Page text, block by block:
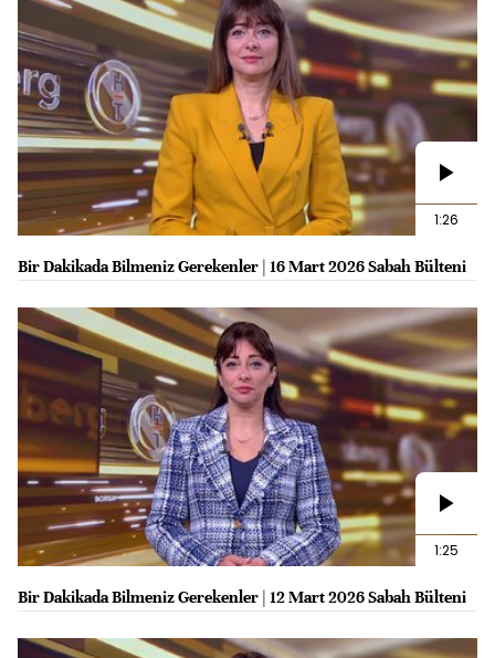
1:26
Bir Dakikada Bilmeniz Gerekenler | 16 Mart 2026 Sabah Bülteni
1:25
Bir Dakikada Bilmeniz Gerekenler | 12 Mart 2026 Sabah Bülteni